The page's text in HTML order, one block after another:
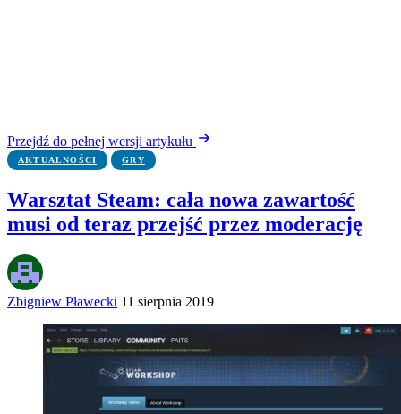
Przejdź do pełnej wersji artykułu
AKTUALNOŚCI GRY
Warsztat Steam: cała nowa zawartość
musi od teraz przejść przez moderację
Zbigniew Pławecki 11 sierpnia 2019